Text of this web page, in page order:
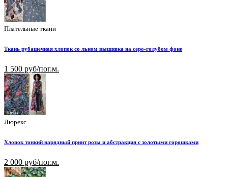
Плательные ткани
Ткань рубашечная хлопок со льном вышивка на серо-голубом фоне
1 500 руб/пог.м.
Люрекс
Хлопок тонкий нарядный принт розы и абстракция с золотыми горошками
2 000 руб/пог.м.